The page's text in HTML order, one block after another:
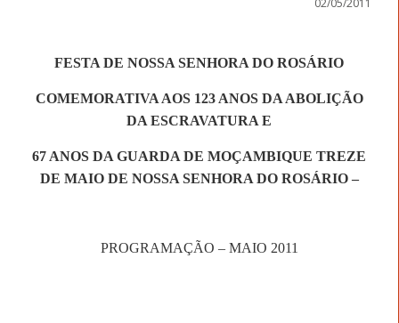
FESTA DE NOSSA SENHORA DO ROSÁRIO
COMEMORATIVA AOS 123 ANOS DA ABOLIÇÃO
DA ESCRAVATURA E
67 ANOS DA GUARDA DE MOÇAMBIQUE TREZE
DE MAIO DE NOSSA SENHORA DO ROSÁRIO –
PROGRAMAÇÃO – MAIO 2011